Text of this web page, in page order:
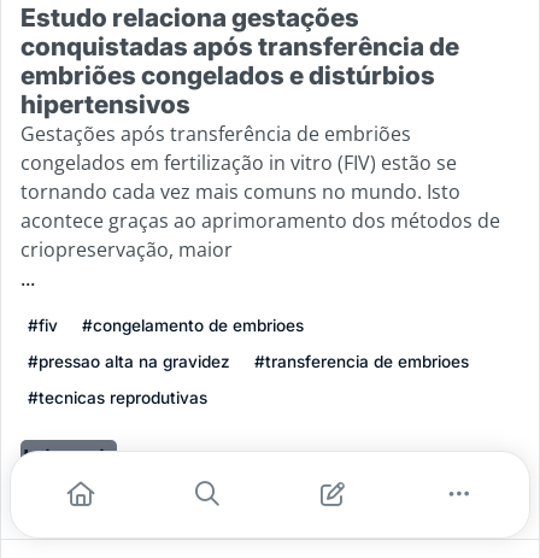
Estudo relaciona gestações
conquistadas após transferência de
embriões congelados e distúrbios
hipertensivos
Gestações após transferência de embriões
congelados em fertilização in vitro (FIV) estão se
tornando cada vez mais comuns no mundo. Isto
acontece graças ao aprimoramento dos métodos de
criopreservação, maior
...
#fiv
#congelamento de embrioes
#pressao alta na gravidez
#transferencia de embrioes
#tecnicas reprodutivas
Leia mais